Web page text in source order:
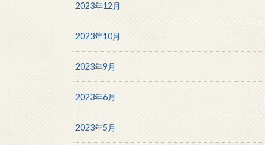
2023年12月
2023年10月
2023年9月
2023年6月
2023年5月